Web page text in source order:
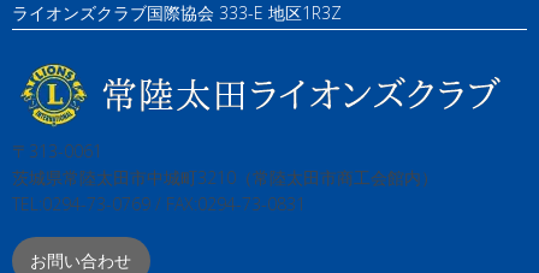
ライオンズクラブ国際協会 333-E 地区1R3Z
〒313-0061
茨城県常陸太田市中城町3210（常陸太田市商工会館内）
TEL:0294-73-0769 / FAX:0294-73-0831
お問い合わせ